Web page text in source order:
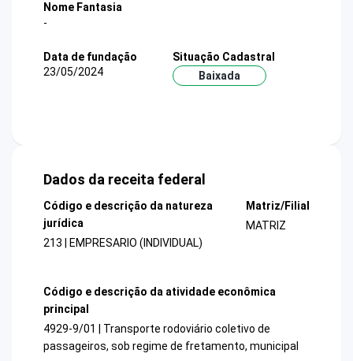
Nome Fantasia
-
Data de fundação
23/05/2024
Situação Cadastral
Baixada
Dados da receita federal
Código e descrição da natureza
jurídica
213 | EMPRESARIO (INDIVIDUAL)
Matriz/Filial
MATRIZ
Código e descrição da atividade econômica
principal
4929-9/01 | Transporte rodoviário coletivo de
passageiros, sob regime de fretamento, municipal